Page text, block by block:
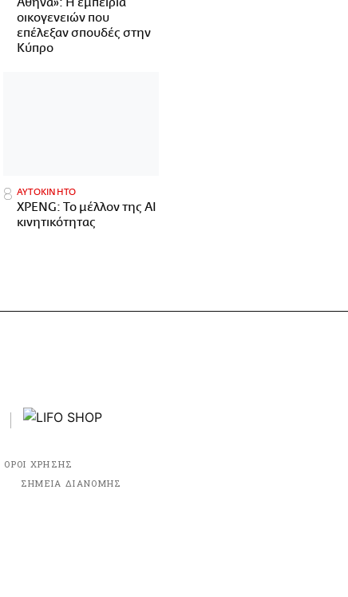
οικογενειών που
επέλεξαν σπουδές στην
Κύπρο
ΑΥΤΟΚΙΝΗΤΟ
XPENG: Το μέλλον της AI
κινητικότητας
ΟΡΟΙ ΧΡΗΣΗΣ
ΣΗΜΕΙΑ ΔΙΑΝΟΜΗΣ